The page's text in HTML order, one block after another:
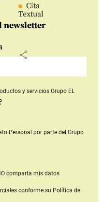
Cita
Textual
share
newsletter
y serviciosGrupo EL
Personal por parte del Grupo
comparta mis datos
conforme su Política de